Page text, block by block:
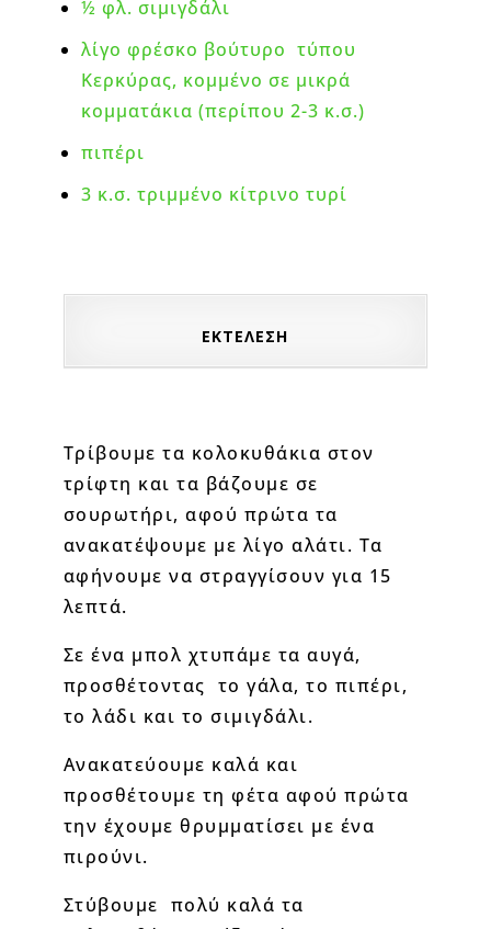
½ φλ. σιμιγδάλι
λίγο φρέσκο βούτυρο τύπου
Κερκύρας, κομμένο σε μικρά
κομματάκια (περίπου 2-3 κ.σ.)
πιπέρι
3 κ.σ. τριμμένο κίτρινο τυρί
ΕΚΤΕΛΕΣΗ
Τρίβουμε τα κολοκυθάκια στον
τρίφτη και τα βάζουμε σε
σουρωτήρι, αφού πρώτα τα
ανακατέψουμε με λίγο αλάτι. Τα
αφήνουμε να στραγγίσουν για 15
λεπτά.
Σε ένα μπολ χτυπάμε τα αυγά,
προσθέτοντας το γάλα, το πιπέρι,
το λάδι και το σιμιγδάλι.
Ανακατεύουμε καλά και
προσθέτουμε τη φέτα αφού πρώτα
την έχουμε θρυμματίσει με ένα
πιρούνι.
Στύβουμε πολύ καλά τα